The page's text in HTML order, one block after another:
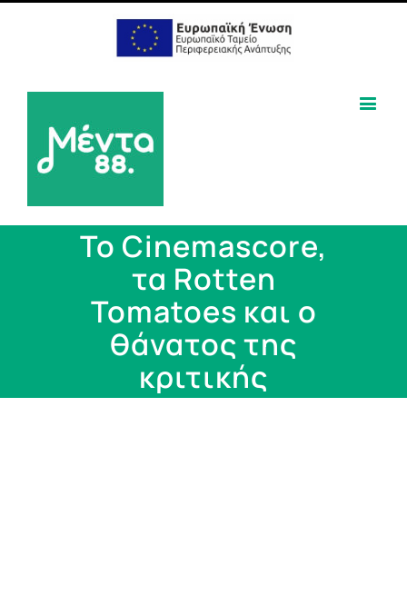
Το Cinemascore,
τα Rotten
Tomatoes και ο
θάνατος της
κριτικής